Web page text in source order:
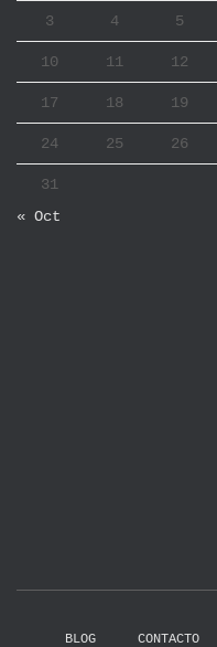
3 4 5
10 11 12
17 18 19
24 25 26
31
« Oct
BLOG CONTACTO